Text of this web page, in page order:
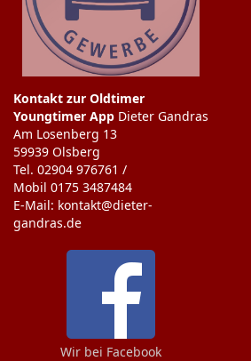
Kontakt zur Oldtimer
Youngtimer App Dieter Gandras
Am Losenberg 13
59939 Olsberg
Tel. 02904 976761 /
Mobil 0175 3487484
E-Mail: kontakt@dieter-
gandras.de
Wir bei Facebook